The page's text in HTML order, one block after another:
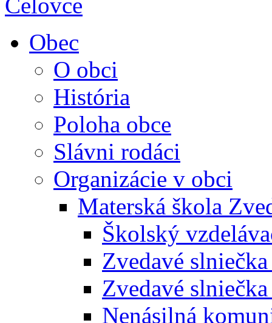
Obec
O obci
História
Poloha obce
Slávni rodáci
Organizácie v obci
Materská škola
Školský
Zvedavé
Zvedavé
Nenásilná